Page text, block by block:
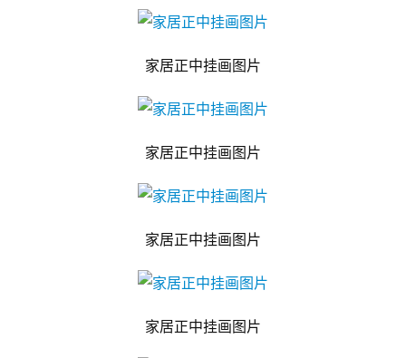
家居正中挂画图片
家居正中挂画图片
家居正中挂画图片
家居正中挂画图片